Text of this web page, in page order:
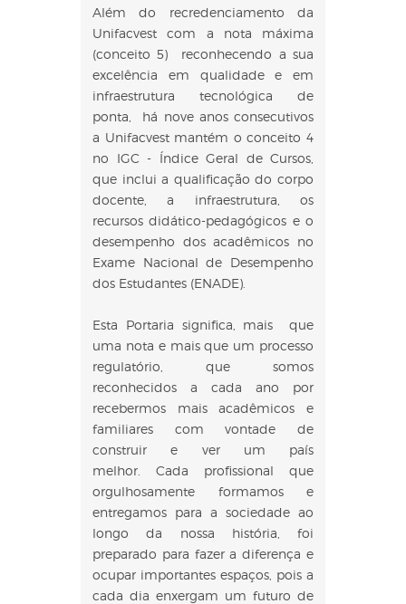
Além do recredenciamento da
Unifacvest com a nota máxima
(conceito 5) reconhecendo a sua
excelência em qualidade e em
infraestrutura tecnológica de
ponta, há nove anos consecutivos
a Unifacvest mantém o conceito 4
no IGC - Índice Geral de Cursos,
que inclui a qualificação do corpo
docente, a infraestrutura, os
recursos didático-pedagógicos e o
desempenho dos acadêmicos no
Exame Nacional de Desempenho
dos Estudantes (ENADE).
Esta Portaria significa, mais que
uma nota e mais que um processo
regulatório, que somos
reconhecidos a cada ano por
recebermos mais acadêmicos e
familiares com vontade de
construir e ver um país
melhor. Cada profissional que
orgulhosamente formamos e
entregamos para a sociedade ao
longo da nossa história, foi
preparado para fazer a diferença e
ocupar importantes espaços, pois a
cada dia enxergam um futuro de